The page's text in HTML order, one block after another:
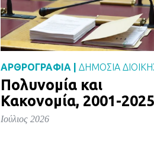
ΑΡΘΡΟΓΡΑΦΙΑ | ΔΗΜΌΣΙΑ
Πολυνομία και
Κακονομία, 2001-2025
Ιούλιος 2026